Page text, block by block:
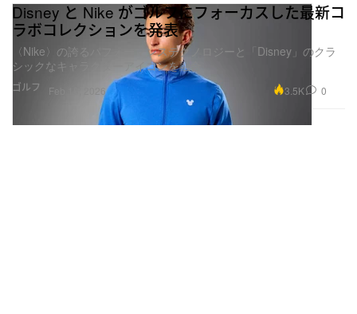
ゴルフ
Disney と Nike がゴルフにフォーカスした最新コ
ラボコレクションを発表
〈Nike〉の誇るパフォーマンステクノロジーと「Disney」のクラ
シックなキャラクターアイコンを融合
Feb 18, 2026 3.5K 0